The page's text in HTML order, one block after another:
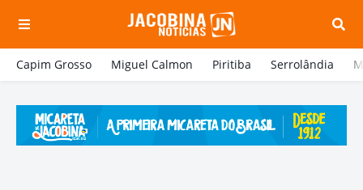
Capim Grosso Miguel Calmon Piritiba Serrolândia